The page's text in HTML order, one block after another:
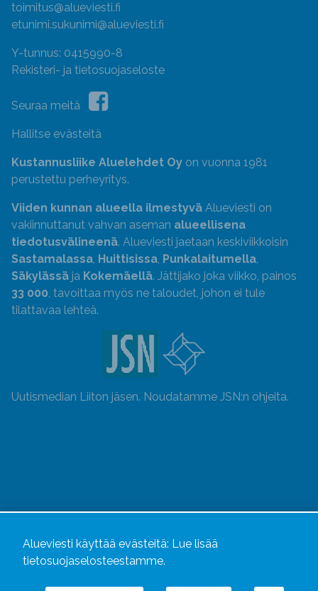
toimitus@alueviesti.fi
etunimi.sukunimi@alueviesti.fi
Y-tunnus: 0415990-8
Rekisteri- ja tietosuojaseloste
Seuraa meitä
Hallitse evästeitä
Kustannusliike Aluelehdet Oy on vuonna 1981
perustettu perheyritys.
Viiden kunnan alueella ilmestyvä Alueviesti on
vakiinnuttanut vahvan aseman alueellisena
tiedotusvälineenä. Alueviesti jaetaan keskiviikkoisin
Sastamalassa, Huittisissa, Punkalaitumella,
Säkylässä ja Kokemäellä. Jättijako joka viikko, painos
33 000, tavoittaa myös ne taloudet, johon ei tule
tilattavaa lehteä.
Uutismedian Liiton jäsen. Noudatamme JSN:n ohjeita.
Alueviesti käyttää evästeitä: Lue lisää
tietosuojaselosteestamme.